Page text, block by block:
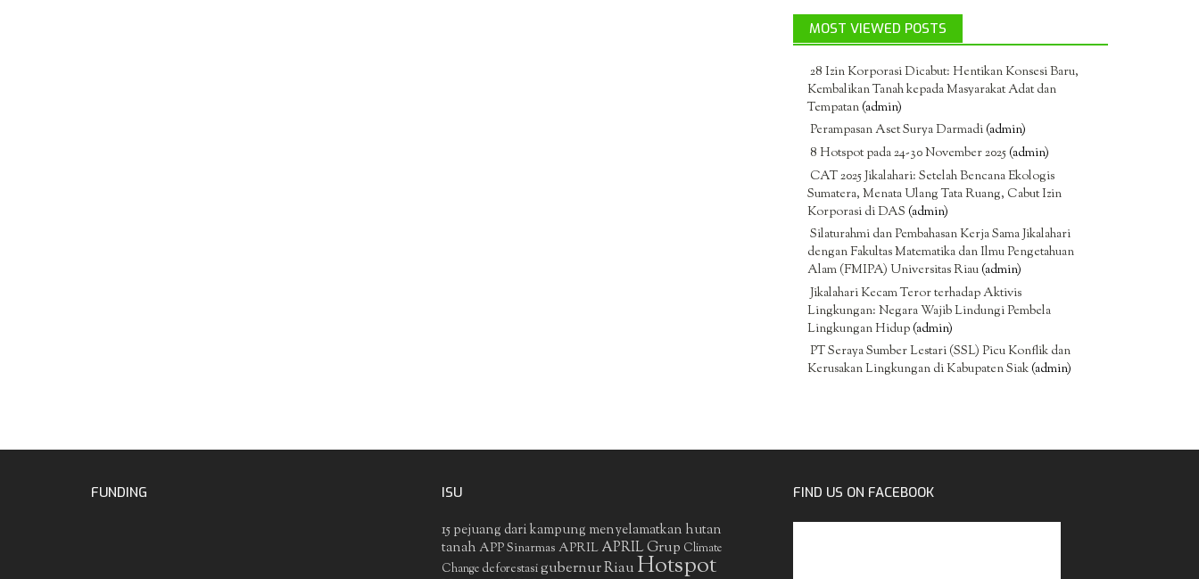
MOST VIEWED POSTS
28 Izin Korporasi Dicabut: Hentikan Konsesi Baru,
Kembalikan Tanah kepada Masyarakat Adat dan
Tempatan(admin)
Perampasan Aset Surya Darmadi(admin)
8 Hotspot pada 24-30 November 2025(admin)
CAT 2025 Jikalahari: Setelah Bencana Ekologis
Sumatera, Menata Ulang Tata Ruang, Cabut Izin
Korporasi di DAS (admin)
Silaturahmi dan Pembahasan Kerja Sama Jikalahari
dengan Fakultas Matematika dan Ilmu Pengetahuan
Alam (FMIPA) Universitas Riau(admin)
Jikalahari Kecam Teror terhadap Aktivis
Lingkungan: Negara Wajib Lindungi Pembela
Lingkungan Hidup(admin)
PT Seraya Sumber Lestari (SSL) Picu Konflik dan
Kerusakan Lingkungan di Kabupaten Siak(admin)
FUNDING ISU
15 pejuang dari kampung menyelamatkan hutan
tanah APP Sinarmas APRIL APRIL Grup Climate
Change deforestasigubernur RiauHotspot
FIND US ON FACEBOOK